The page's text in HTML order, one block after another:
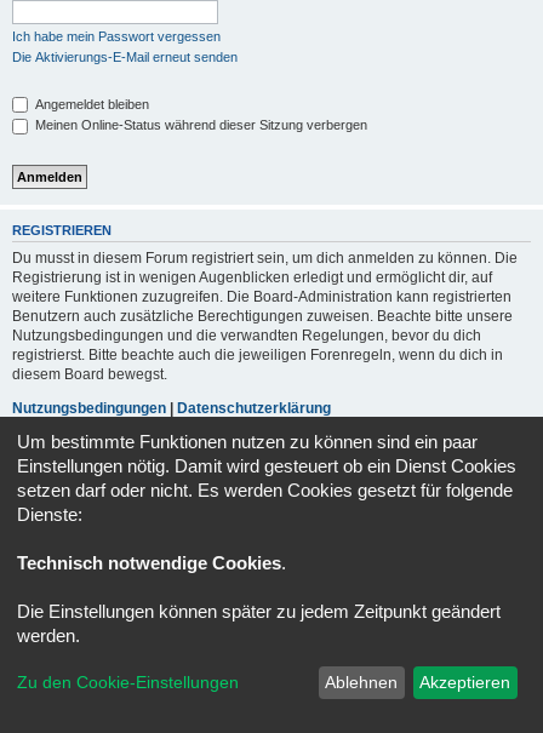
Ich habe mein Passwort vergessen
Die Aktivierungs-E-Mail erneut senden
Angemeldet bleiben
Meinen Online-Status während dieser Sitzung verbergen
REGISTRIEREN
Du musst in diesem Forum registriert sein, um dich anmelden zu können. Die
Registrierung ist in wenigen Augenblicken erledigt und ermöglicht dir, auf
weitere Funktionen zuzugreifen. Die Board-Administration kann registrierten
Benutzern auch zusätzliche Berechtigungen zuweisen. Beachte bitte unsere
Nutzungsbedingungen und die verwandten Regelungen, bevor du dich
registrierst. Bitte beachte auch die jeweiligen Forenregeln, wenn du dich in
diesem Board bewegst.
Nutzungsbedingungen
Datenschutzerklärung
Registrieren
Alle Cookies löschen
Impressum
Kontakt
Powered by
® Forum Software © phpBB Limited
Deutsche Übersetzung durch
Um bestimmte Funktionen nutzen zu können sind ein paar
Einstellungen nötig. Damit wird gesteuert ob ein Dienst Cookies
setzen darf oder nicht. Es werden Cookies gesetzt für folgende
Dienste:
Technisch notwendige Cookies.
Die Einstellungen können später zu jedem Zeitpunkt geändert
werden.
Zu den Cookie-Einstellungen Ablehnen Akzeptieren